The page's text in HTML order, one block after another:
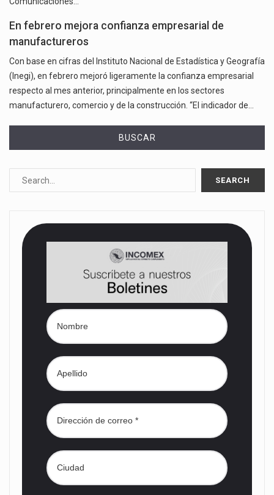
En febrero mejora confianza empresarial de
manufactureros
Con base en cifras del Instituto Nacional de Estadística y Geografía
(Inegi), en febrero mejoró ligeramente la confianza empresarial
respecto al mes anterior, principalmente en los sectores
manufacturero, comercio y de la construcción. “El indicador de…
BUSCAR